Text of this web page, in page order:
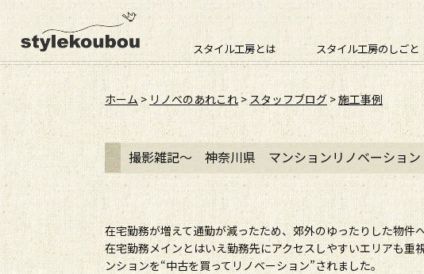
スタイル工房とは スタイル工房のしごと
ホーム> リノベのあれこれ >スタッフブログ>施工事例
撮影雑記～ 神奈川県 マンションリノベーショ
在宅勤務が増えて通勤が減ったため、郊外のゆったりした物件
在宅勤務メインとはいえ勤務先にアクセスしやすいエリアも
ンションを“中古を買ってリノベーション”されました。